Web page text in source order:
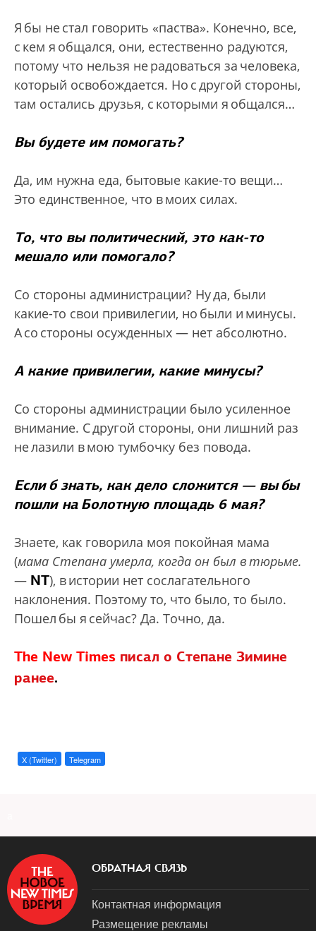
Я бы не стал говорить «паства». Конечно, все,
с кем я общался, они, естественно радуются,
потому что нельзя не радоваться за человека,
который освобождается. Но с другой стороны,
там остались друзья, с которыми я общался…
Вы будете им помогать?
Да, им нужна еда, бытовые какие-то вещи…
Это единственное, что в моих силах.
То, что вы политический, это как-то
мешало или помогало?
Со стороны администрации? Ну да, были
какие-то свои привилегии, но были и минусы.
А со стороны осужденных — нет абсолютно.
А какие привилегии, какие минусы?
Со стороны администрации было усиленное
внимание. С другой стороны, они лишний раз
не лазили в мою тумбочку без повода.
Если б знать, как дело сложится — вы бы
пошли на Болотную площадь 6 мая?
Знаете, как говорила моя покойная мама
(мама Степана умерла, когда он был в тюрьме.
— NT), в истории нет сослагательного
наклонения. Поэтому то, что было, то было.
Пошел бы я сейчас? Да. Точно, да.
The New Times писал о Степане Зимине
ранее.
X (Twitter) Telegram
ОБРАТНАЯ СВЯЗЬ
Контактная информация
Размещение рекламы